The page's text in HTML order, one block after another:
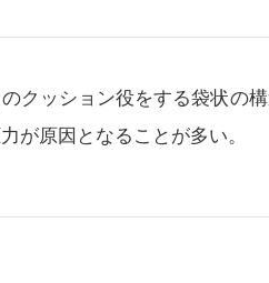
クッション役をする袋状の
が原因となることが多い。